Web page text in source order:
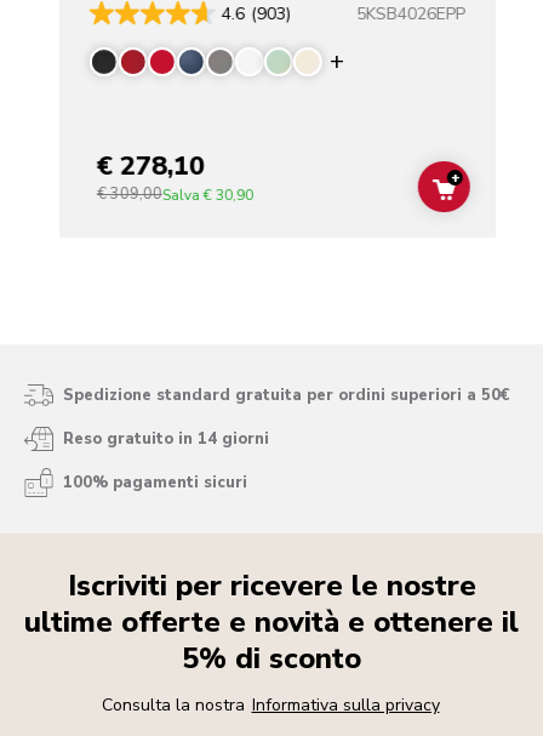
4.6 (903) 5KSB4026EPP
Display more
€ 278,10
€ 309,00Salva € 30,90 ADD TO
+
Spedizione standard gratuita per ordini superiori a 50€
Reso gratuito in 14 giorni
100% pagamenti sicuri
Iscriviti per ricevere le nostre
ultime offerte e novità e ottenere il
5% di sconto
Consulta la nostra Informativa sulla privacy